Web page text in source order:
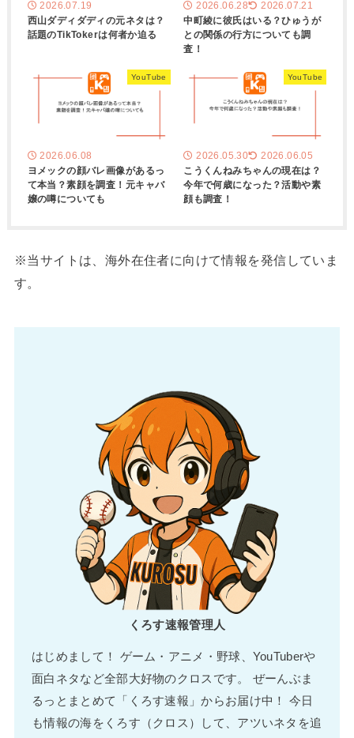
2026.07.19
西山ダディダディの元ネタは？
話題のTikTokerは何者か迫る
2026.06.28 2026.07.21
中町綾に彼氏はいる？ひゅうが
との関係の行方についても調
査！
YouTube
2026.06.08
ヨメックの顔バレ画像があるっ
て本当？素顔を調査！元キャバ
嬢の噂についても
YouTube
2026.05.30 2026.06.05
こうくんねみちゃんの現在は？
今年で何歳になった？活動や素
顔も調査！
※当サイトは、海外在住者に向けて情報を発信していま
す。
くろす速報管理人
はじめまして！ ゲーム・アニメ・野球、YouTuberや
面白ネタなど全部大好物のクロスです。 ぜーんぶま
るっとまとめて「くろす速報」からお届け中！ 今日
も情報の海をくろす（クロス）して、アツいネタを追